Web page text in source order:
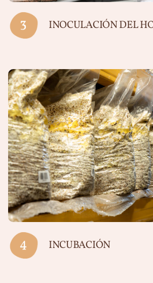
INOCULACIÓN DEL
INCUBACIÓN